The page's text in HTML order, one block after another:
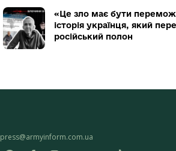
«Це зло має бути
історія українця, який
російський полон
press@armyinform.com.ua